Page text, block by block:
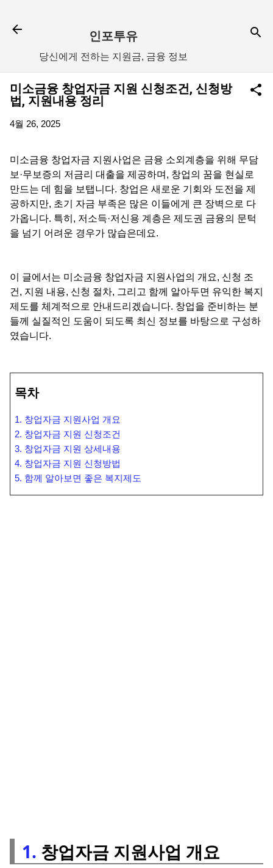
인포투유
당신에게 전하는 지원금, 금융 정보
미소금융 창업자금 지원 신청조건, 신청방
법, 지원내용 정리
4월 26, 2025
미소금융 창업자금 지원사업은 금융 소외계층을 위해 무담
보·무보증의 저금리 대출을 제공하며, 창업의 꿈을 현실로
만드는 데 힘을 보탭니다. 창업은 새로운 기회와 도전을 제
공하지만, 초기 자금 부족은 많은 이들에게 큰 장벽으로 다
가옵니다. 특히, 저소득·저신용 계층은 제도권 금융의 문턱
을 넘기 어려운 경우가 많습은데요.
이 글에서는 미소금융 창업자금 지원사업의 개요, 신청 조
건, 지원 내용, 신청 절차, 그리고 함께 알아두면 유익한 복지
제도를 체계적으로 안내드리겠습니다. 창업을 준비하는 분
들께 실질적인 도움이 되도록 최신 정보를 바탕으로 구성하
였습니다.
목차
1. 창업자금 지원사업 개요
2. 창업자금 지원 신청조건
3. 창업자금 지원 상세내용
4. 창업자금 지원 신청방법
5. 함께 알아보면 좋은 복지제도
1. 창업자금 지원사업 개요